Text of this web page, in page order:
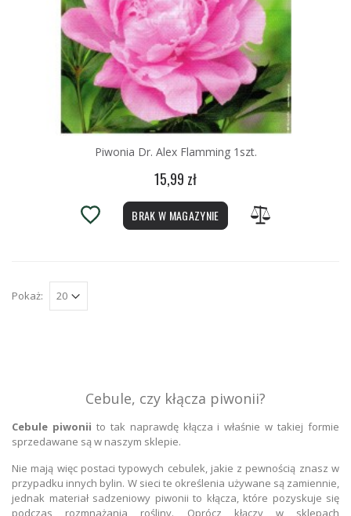
Piwonia Dr. Alex Flamming 1szt.
15,99 zł
BRAK W MAGAZYNIE
Pokaż:
Cebule, czy kłącza piwonii?
Cebule piwonii to tak naprawdę kłącza i właśnie w takiej formie
sprzedawane są w naszym sklepie.
Nie mają więc postaci typowych cebulek, jakie z pewnością znasz w
przypadku innych bylin. W sieci te określenia używane są zamiennie,
jednak materiał sadzeniowy piwonii to kłącza, które pozyskuje się
podczas rozmnażania rośliny. Oprócz kłączy w sklepach